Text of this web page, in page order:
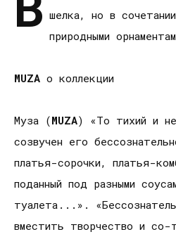
шелка, но в
природными
MUZA о коллекции
Муза (MUZA) «То тихий и
созвучен его
платья-сорочки, платья-
поданный под разными
туалета...».
вместить творчество и